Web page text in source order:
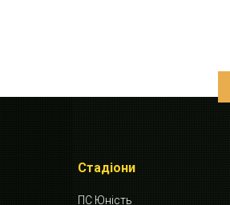
Стадіони
ПС Юність